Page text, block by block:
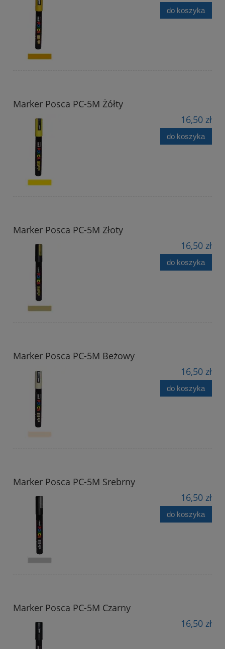
do koszyka
Marker Posca PC-5M Żółty
16,50 zł
do koszyka
Marker Posca PC-5M Złoty
16,50 zł
do koszyka
Marker Posca PC-5M Beżowy
16,50 zł
do koszyka
Marker Posca PC-5M Srebrny
16,50 zł
do koszyka
Marker Posca PC-5M Czarny
16,50 zł